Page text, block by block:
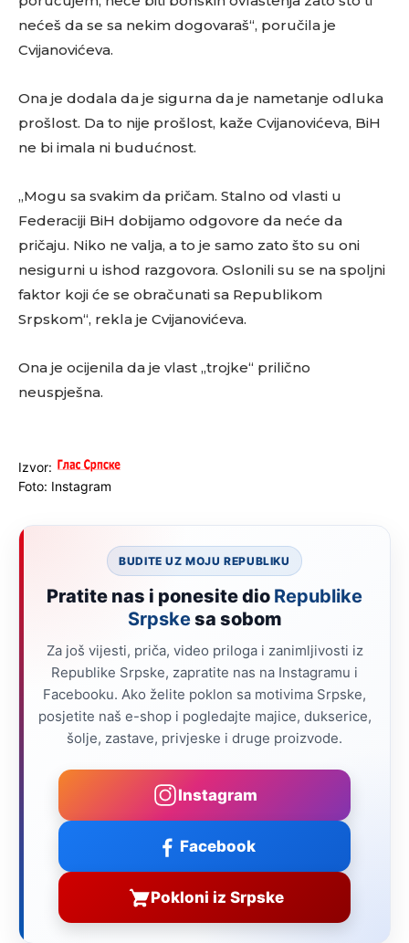
nećeš da se sa nekim dogovaraš“, poručila je
Cvijanovićeva.
Ona je dodala da je sigurna da je nametanje odluka
prošlost. Da to nije prošlost, kaže Cvijanovićeva, BiH
ne bi imala ni budućnost.
„Mogu sa svakim da pričam. Stalno od vlasti u
Federaciji BiH dobijamo odgovore da neće da
pričaju. Niko ne valja, a to je samo zato što su oni
nesigurni u ishod razgovora. Oslonili su se na spoljni
faktor koji će se obračunati sa Republikom
Srpskom“, rekla je Cvijanovićeva.
Ona je ocijenila da je vlast „trojke“ prilično
neuspješna.
Izvor:
Foto: Instagram
BUDITE UZ MOJU REPUBLIKU
Pratite nas i ponesite dio Republike
Srpskesa sobom
Za još vijesti, priča, video priloga i zanimljivosti iz
Republike Srpske, zapratite nas na Instagramu i
Facebooku. Ako želite poklon sa motivima Srpske,
posjetite naš e-shop i pogledajte majice, dukserice,
šolje, zastave, privjeske i druge proizvode.
Instagram
Facebook
Pokloni iz Srpske